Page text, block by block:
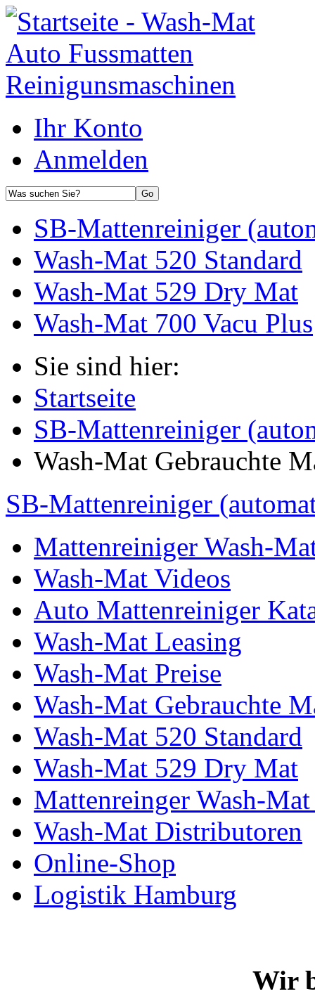
Ihr Konto
Anmelden
SB-Mattenreiniger
Wash-Mat 520 Standard
Wash-Mat 529 Dry Mat
Wash-Mat 700 Vacu Plus
Sie sind hier:
Startseite
SB-Mattenreiniger
Wash-Mat Gebrauchte
SB-Mattenreiniger
Mattenreiniger Wash-
Wash-Mat Videos
Auto Mattenreiniger
Wash-Mat Leasing
Wash-Mat Preise
Wash-Mat Gebrauchte
Wash-Mat 520 Standard
Wash-Mat 529 Dry Mat
Mattenreinger Wash-
Wash-Mat Distributoren
Online-Shop
Logistik Hamburg
Wir